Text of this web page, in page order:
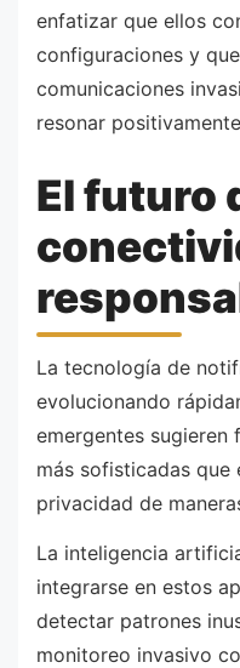
enfatizar que ellos
configuraciones y
comunicaciones
resonar
El futuro
La tecnología de
evolucionando
emergentes sugieren
más sofisticadas que
privacidad de
La inteligencia
integrarse en estos
detectar patrones
monitoreo invasivo